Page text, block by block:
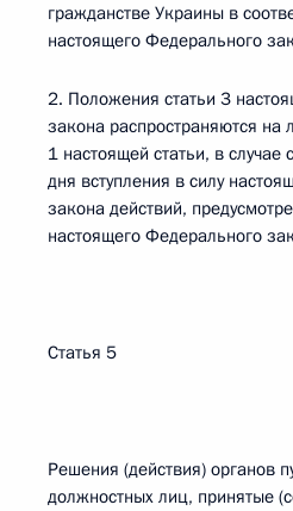
гражданстве Украины в
настоящего Федерального
2. Положения статьи 3
закона распространяются на
1 настоящей статьи, в
дня вступления в силу
закона действий,
настоящего Федерального
Статья 5
Решения (действия) органов
должностных лиц, принятые